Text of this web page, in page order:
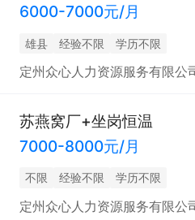
6000-7000元/月
雄县 经验不限 学历不限
定州众心人力资源服务有限公
苏燕窝厂+坐岗恒温
7000-8000元/月
不限 经验不限 学历不限
定州众心人力资源服务有限公